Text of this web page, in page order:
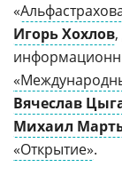
«
Игорь Хохлов
Вячеслав
Михаил
«Открытие».